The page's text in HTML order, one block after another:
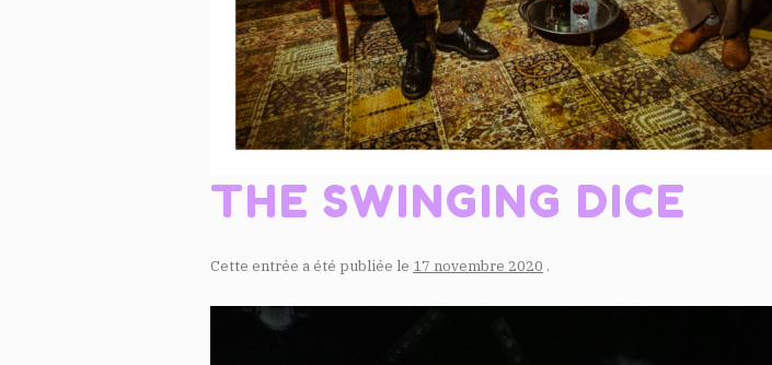
THE SWINGING DICE
Cette entrée a été publiée le 17 novembre 2020 .